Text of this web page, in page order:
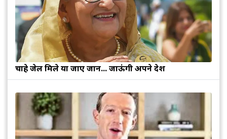
चाहे जेल मिले या जाए जान... जाऊंगी अपने देश